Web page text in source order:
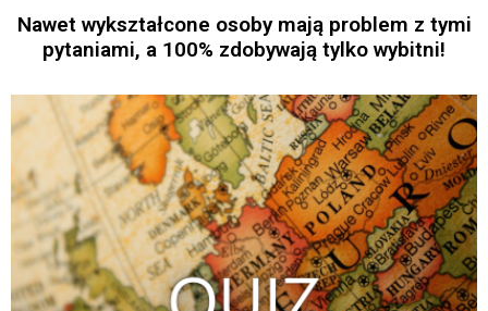
Nawet wykształcone osoby mają problem z tymi
pytaniami, a 100% zdobywają tylko wybitni!